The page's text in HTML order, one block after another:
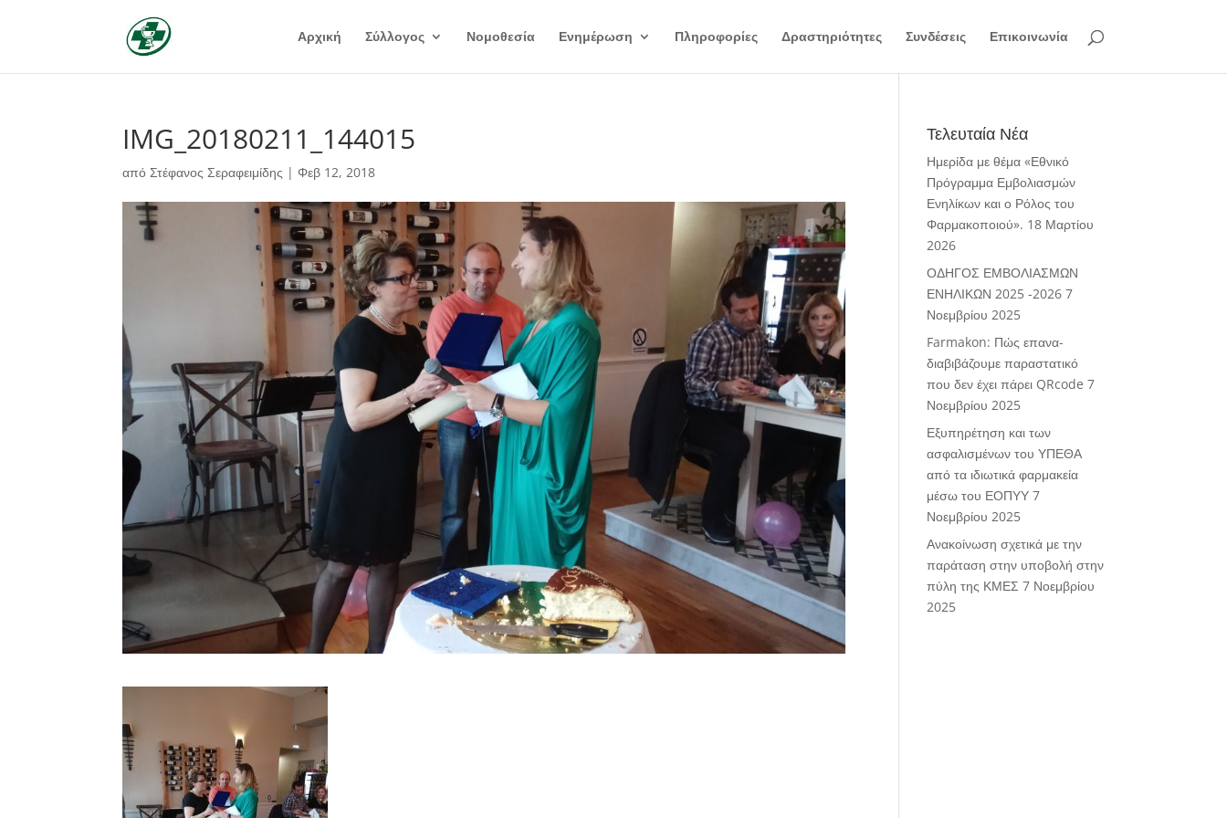
Αρχική Σύλλογος Νομοθεσία Ενημέρωση Πληροφορίες Δραστηριότητες Συνδέσεις Επικοινωνία
IMG_20180211_144015
απόΣτέφανος Σεραφειμίδης |Φεβ 12, 2018
Τελευταία Νέα
Ημερίδα με θέμα «Εθνικό
Πρόγραμμα Εμβολιασμών
Ενηλίκων και ο Ρόλος του
Φαρμακοποιού». 18 Μαρτίου
2026
ΟΔΗΓΟΣ ΕΜΒΟΛΙΑΣΜΩΝ
ΕΝΗΛΙΚΩΝ 2025 -2026 7
Νοεμβρίου 2025
Farmakon: Πώς επανα-
διαβιβάζουμε παραστατικό
που δεν έχει πάρει QRcode 7
Νοεμβρίου 2025
Εξυπηρέτηση και των
ασφαλισμένων του ΥΠΕΘΑ
από τα ιδιωτικά φαρμακεία
μέσω του ΕΟΠΥΥ 7
Νοεμβρίου 2025
Ανακοίνωση σχετικά με την
παράταση στην υποβολή στην
πύλη της ΚΜΕΣ 7 Νοεμβρίου
2025